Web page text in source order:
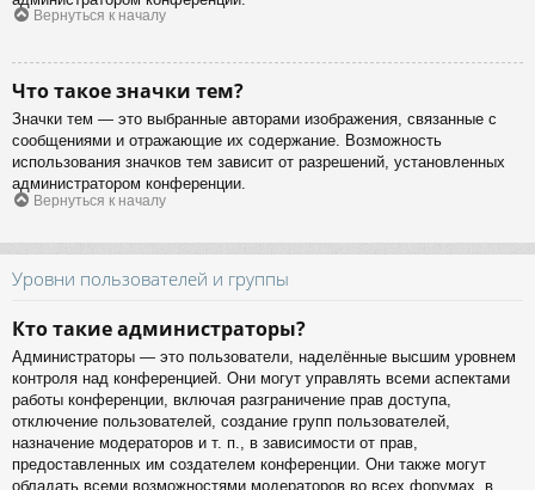
Вернуться к началу
Что такое значки тем?
Значки тем — это выбранные авторами изображения, связанные с
сообщениями и отражающие их содержание. Возможность
использования значков тем зависит от разрешений, установленных
администратором конференции.
Вернуться к началу
Уровни пользователей и группы
Кто такие администраторы?
Администраторы — это пользователи, наделённые высшим уровнем
контроля над конференцией. Они могут управлять всеми аспектами
работы конференции, включая разграничение прав доступа,
отключение пользователей, создание групп пользователей,
назначение модераторов и т. п., в зависимости от прав,
предоставленных им создателем конференции. Они также могут
обладать всеми возможностями модераторов во всех форумах, в